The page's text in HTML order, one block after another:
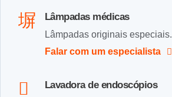
Lâmpadas médicas
Lâmpadas originais especiais.
Falar com um especialista
Lavadora de endoscópios